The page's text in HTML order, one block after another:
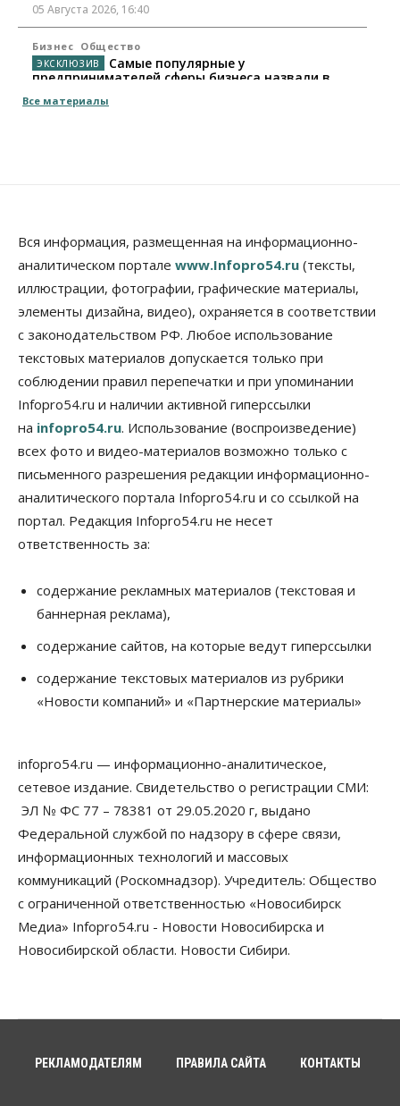
05 Августа 2026, 16:40
Бизнес Общество
Самые популярные у
предпринимателей сферы бизнеса назвали в
05 Августа 2026, 16:00
Недвижимость
Проект нового микрорайона на улице Кирова
утвердили в Новосибирске
05 Августа 2026, 15:30
Промышленность
Новосибирские компании произвели косметики
на два миллиарда рублей
05 Августа 2026, 15:00
Власть Финансы
Криптовалюта в России официально стала
имуществом
05 Августа 2026, 14:00
Недвижимость
Открыты продажи квартир нового дома в
квартале «Цветной бульвар» ГК «Расцветай»
05 Августа 2026, 13:23
Власть Общество
Ночные маршруты автобусов предлагают ввести
в Новосибирской области
Право&Порядок
Новосибирец пытался провезти из Таиланда
кондитерские изделия с наркотиками
Бизнес Власть
вывели зарплату сотрудников «из тени»
05 Августа 2026, 12:00
Бизнес Недвижимость
Новосибирское правительство требует 226 млн со
строителя экстрим-центра
05 Августа 2026, 11:30
Общество
Премьер-министру Мишустину показали проект
подтверждают нормализацию ситуации с
топливом
Все материалы
Вся информация, размещенная на информационно-
аналитическом портале www.Infopro54.ru (тексты,
иллюстрации, фотографии, графические материалы,
элементы дизайна, видео), охраняется в соответствии
с законодательством РФ. Любое использование
текстовых материалов допускается только при
соблюдении правил перепечатки и при упоминании
Infopro54.ru и наличии активной гиперссылки
на infopro54.ru. Использование (воспроизведение)
всех фото и видео-материалов возможно только с
письменного разрешения редакции информационно-
аналитического портала Infopro54.ru и со ссылкой на
портал. Редакция Infopro54.ru не несет
ответственность за:
содержание рекламных материалов (текстовая и
баннерная реклама),
содержание сайтов, на которые ведут гиперссылки
содержание текстовых материалов из рубрики
«Новости компаний» и «Партнерские материалы»
infopro54.ru — информационно-аналитическое,
сетевое издание. Свидетельство о регистрации СМИ:
ЭЛ № ФС 77 – 78381 от 29.05.2020 г, выдано
Федеральной службой по надзору в сфере связи,
информационных технологий и массовых
коммуникаций (Роскомнадзор). Учредитель: Общество
с ограниченной ответственностью «Новосибирск
Медиа» Infopro54.ru - Новости Новосибирска и
Новосибирской области. Новости Сибири.
РЕКЛАМОДАТЕЛЯМ ПРАВИЛА САЙТА КОНТАКТЫ